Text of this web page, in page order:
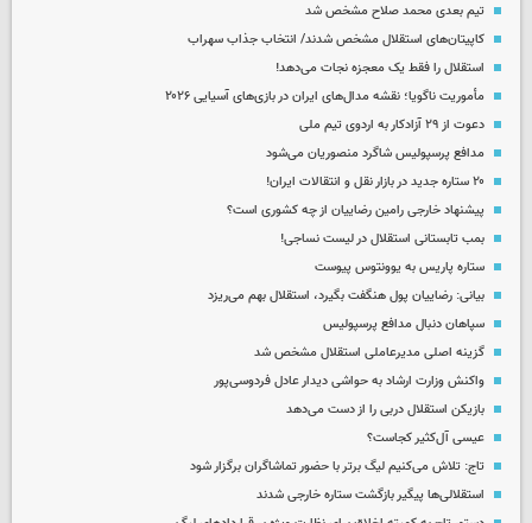
تیم بعدی محمد صلاح مشخص شد
کاپیتان‌های استقلال مشخص شدند/ انتخاب جذاب سهراب
استقلال را فقط یک معجزه نجات می‌دهد!
مأموریت ناگویا؛ نقشه مدال‌های ایران در بازی‌های آسیایی ۲۰۲۶
دعوت از ۲۹ آزادکار به اردوی تیم ملی
مدافع پرسپولیس شاگرد منصوریان می‌شود
۲۰ ستاره جدید در بازار نقل و انتقالات ایران!
پیشنهاد خارجی رامین رضاییان از چه کشوری است؟
بمب تابستانی استقلال در لیست نساجی!
ستاره پاریس به یوونتوس پیوست
بیانی: رضاییان پول هنگفت بگیرد، استقلال بهم می‌ریزد
سپاهان دنبال مدافع پرسپولیس
گزینه اصلی مدیرعاملی استقلال مشخص شد
واکنش وزارت ارشاد به حواشی دیدار عادل فردوسی‌پور
بازیکن استقلال دربی را از دست می‌دهد
عیسی آل‌کثیر کجاست؟
تاج: تلاش می‌کنیم لیگ برتر با حضور تماشاگران برگزار شود
استقلالی‌ها پیگیر بازگشت ستاره خارجی شدند